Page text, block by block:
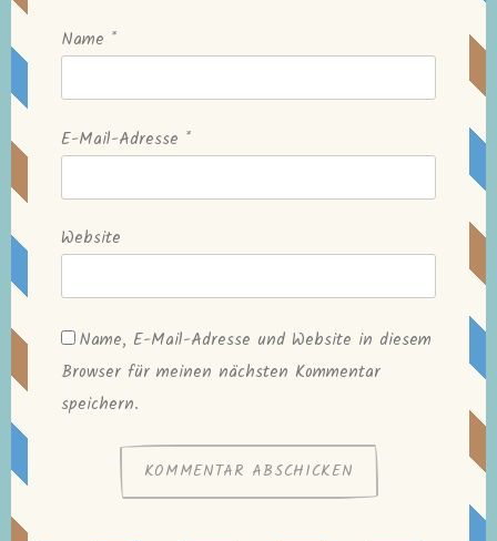
Name *
E-Mail-Adresse *
Website
Name, E-Mail-Adresse und Website in diesem
Browser für meinen nächsten Kommentar
speichern.